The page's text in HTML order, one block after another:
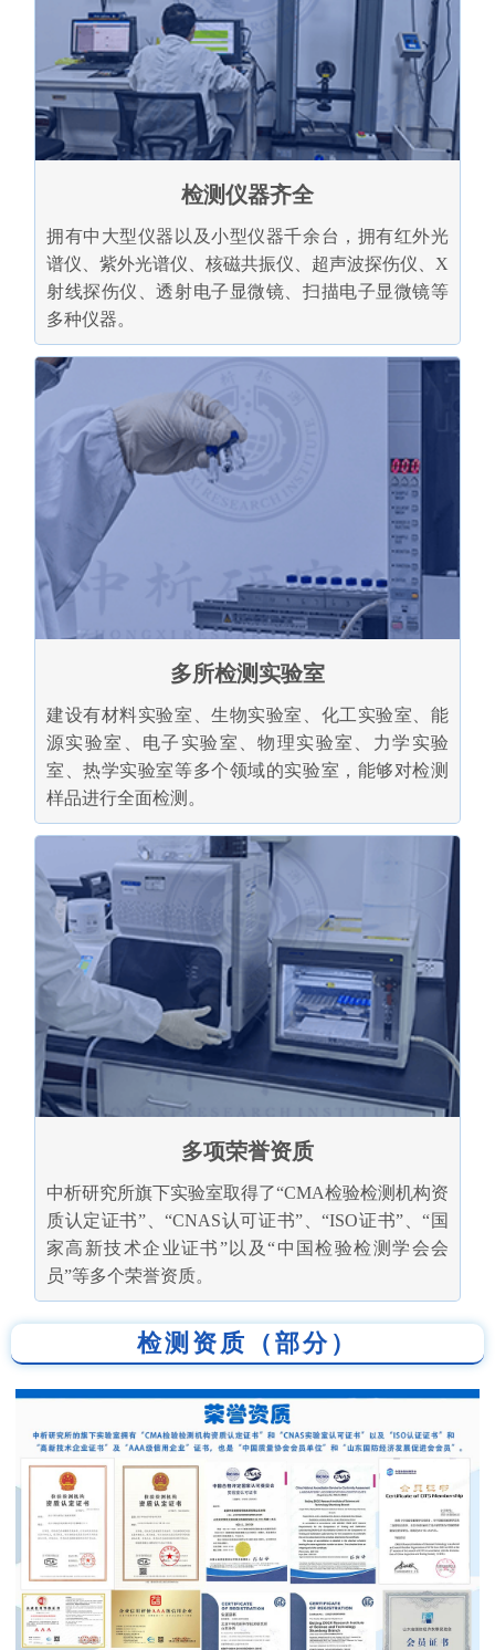
检测仪器齐全
拥有中大型仪器以及小型仪器千余台，拥有红外光
谱仪、紫外光谱仪、核磁共振仪、超声波探伤仪、X
射线探伤仪、透射电子显微镜、扫描电子显微镜等
多种仪器。
多所检测实验室
建设有材料实验室、生物实验室、化工实验室、能
源实验室、电子实验室、物理实验室、力学实验
室、热学实验室等多个领域的实验室，能够对检测
样品进行全面检测。
多项荣誉资质
中析研究所旗下实验室取得了“CMA检验检测机构资
质认定证书”、“CNAS认可证书”、“ISO证书”、“国
家高新技术企业证书”以及“中国检验检测学会会
员”等多个荣誉资质。
检测资质（部分）